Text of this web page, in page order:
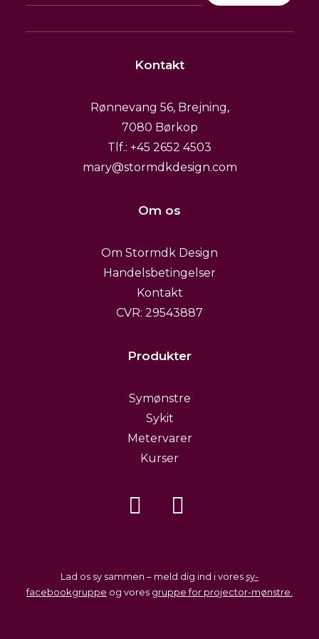
flere
Kontakt
Rønnevang 56, Brejning,
7080 Børkop
Tlf.: +45 2652 4503
mary@stormdkdesign.com
Om os
Om Stormdk Design
Handelsbetingelser
Kontakt
CVR: 29543887
Produkter
Symønstre
Sykit
Metervarer
Kurser
Lad os sy sammen – meld dig ind i vores sy-
facebookgruppe og vores gruppe for projector-mønstre.